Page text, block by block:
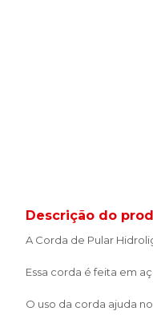
Descrição do
A Corda de Pular
Essa corda é feita em
O uso da corda ajuda